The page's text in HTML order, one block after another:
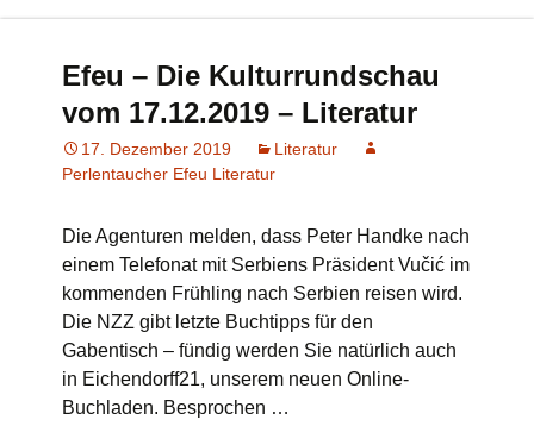
Efeu – Die Kulturrundschau
vom 17.12.2019 – Literatur
17. Dezember 2019
Literatur
Perlentaucher Efeu Literatur
Die Agenturen melden, dass Peter Handke nach
einem Telefonat mit Serbiens Präsident Vučić im
kommenden Frühling nach Serbien reisen wird.
Die NZZ gibt letzte Buchtipps für den
Gabentisch – fündig werden Sie natürlich auch
in Eichendorff21, unserem neuen Online-
Buchladen. Besprochen …